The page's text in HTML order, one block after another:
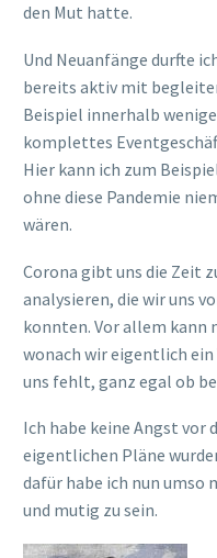
den Mut hatte.
Und Neuanfänge durfte
bereits aktiv mit
Beispiel innerhalb
komplettes
Hier kann ich zum
ohne diese Pandemie
wären.
Corona gibt uns die Zeit
analysieren, die wir uns
konnten. Vor allem kann
wonach wir eigentlich
uns fehlt, ganz egal ob
Ich habe keine Angst vor
eigentlichen Pläne
dafür habe ich nun umso
und mutig zu sein.